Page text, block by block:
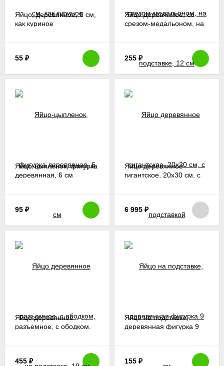
Яйцо, деревянное, 6 см,
как куриное
55 ₽
Яйцо деревянное, со
срезом-медальоном, на
255 ₽
Яйцо-цыпленок, фигурка
деревянная, 6 см
95 ₽
Яйцо деревянное
гигантское, 20х30 см, с
6 995 ₽
Яйцо деревянное
разъемное, с ободком,
455 ₽
Яйцо на подставке,
деревянная фигурка 9
155 ₽